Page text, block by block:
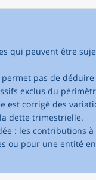
qui peuvent être
pas de
exclus du
est corrigé des
la dette trimestrielle.
: les contributions
ou pour une entité